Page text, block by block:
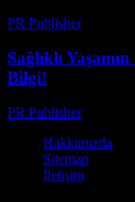
PR Publisher-
Sağlıklı
Bilgi!
PR Publisher-
Hakkımızda
Sitemap
İletişim